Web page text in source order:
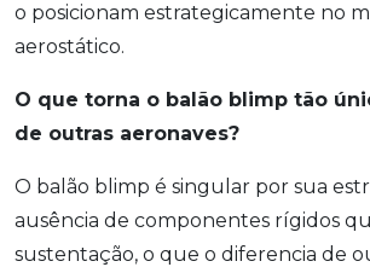
o posicionam estrategicamente no
aerostático.
O que torna o balão blimp tão
de outras aeronaves?
O balão blimp é singular por sua
ausência de componentes rígidos
sustentação, o que o diferencia de